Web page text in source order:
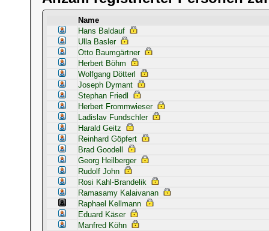
Name
Hans Baldauf
Ulla Basler
Otto Baumgärtner
Herbert Böhm
Wolfgang Dötterl
Joseph Dymant
Stephan Friedl
Herbert Frommwieser
Ladislav Fundschler
Harald Geitz
Reinhard Göpfert
Brad Goodell
Georg Heilberger
Rudolf John
Rosi Kahl-Brandelik
Ramasamy Kalaivanan
Raphael Kellmann
Eduard Käser
Manfred Köhn